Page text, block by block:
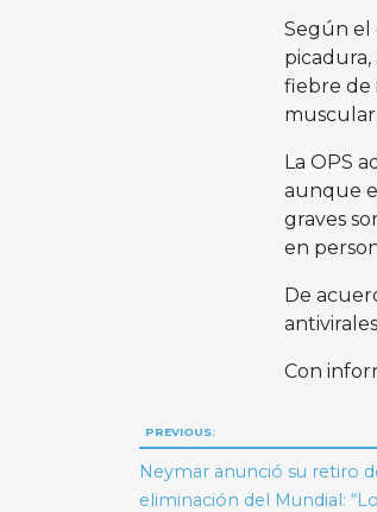
Según el
fiebre de
La OPS
aunque
graves
en
De
Con
Navegación
de
PREVIOUS:
Neymar anunció su retiro
eliminación del Mundial: